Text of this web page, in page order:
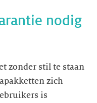
nodig
zonder stil te staan
zich
is